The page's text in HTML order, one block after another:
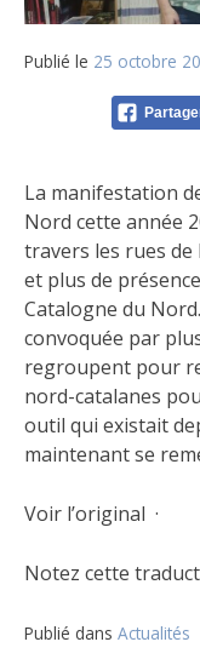
Publié le 25 octobre
La manifestation
Nord cette année
travers les rues
et plus de
Catalogne du
convoquée par
regroupent pour
nord-catalanes
outil qui existait
maintenant se
Voir l’original ·
Notez cette
Publié dans Actualités